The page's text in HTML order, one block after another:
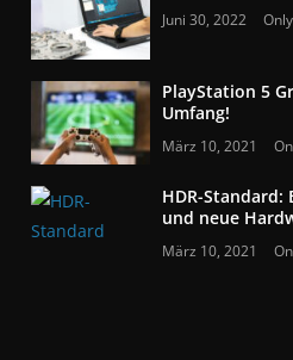
Juni 30, 2022
PlayStation 5
Umfang!
März 10, 2021
HDR-
und neue
März 10, 2021